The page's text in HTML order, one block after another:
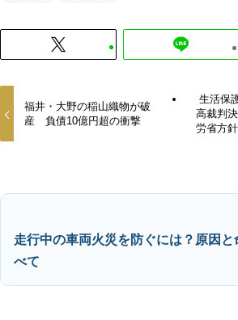
福井・大野の稲山織物が破
産 負債10億円超の衝撃
生活保
高裁判
労省方針
走行中の車両火災を防ぐには？原因
べて